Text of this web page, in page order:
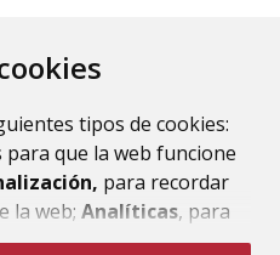
tipos de cookies:
para que la web funcione
para recordar
la web; Analíticas, para
la web y sus servicios.